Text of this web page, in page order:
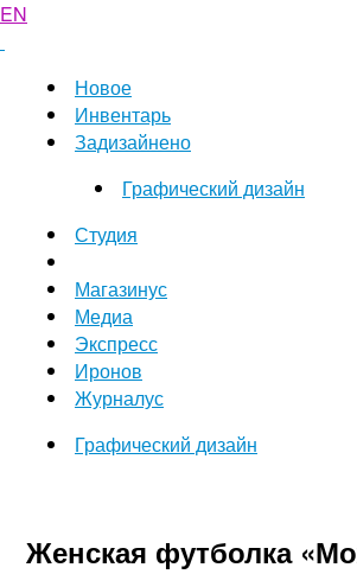
EN
Новое
Инвентарь
Задизайнено
Графический дизайн
Студия
Магазинус
Медиа
Экспресс
Иронов
Журналус
Графический дизайн
Женская футболка